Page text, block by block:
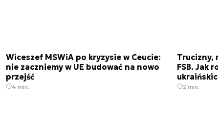
Wiceszef MSWiA po kryzysie w Ceucie:
nie zaczniemy w UE budować na nowo
przejść
4 min.
Trucizny,
FSB. Jak
2 min.